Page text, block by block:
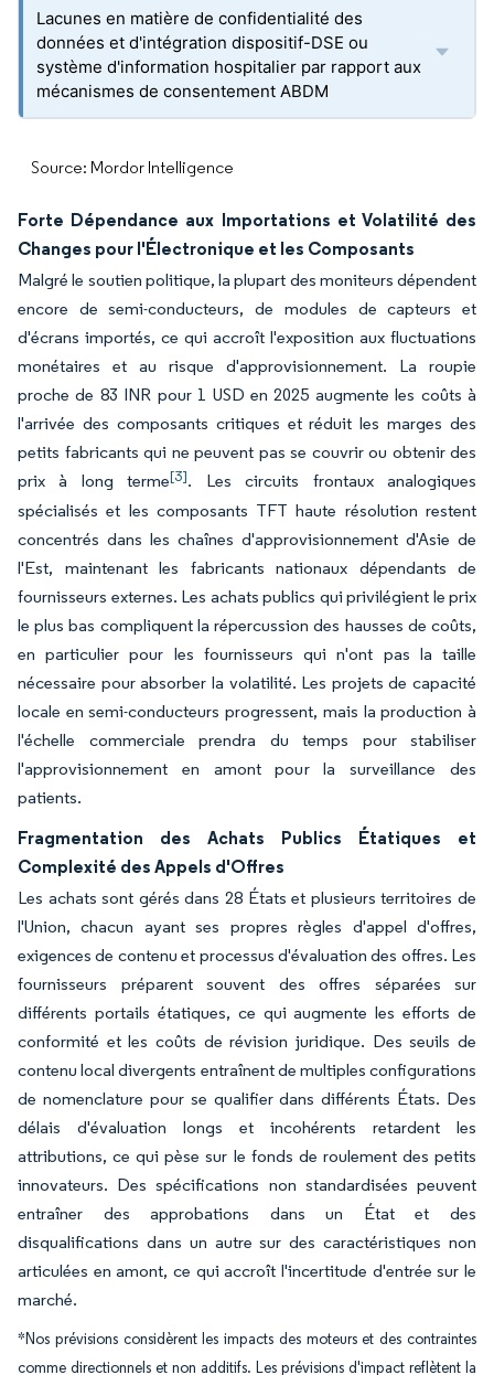
Lacunes en matière de confidentialité des
données et d'intégration dispositif-DSE ou
système d'information hospitalier par rapport aux
mécanismes de consentement ABDM
Source: Mordor Intelligence
Forte Dépendance aux Importations et Volatilité des
Changes pour l'Électronique et les Composants
Malgré le soutien politique, la plupart des moniteurs dépendent
encore de semi-conducteurs, de modules de capteurs et
d'écrans importés, ce qui accroît l'exposition aux fluctuations
monétaires et au risque d'approvisionnement. La roupie
proche de 83 INR pour 1 USD en 2025 augmente les coûts à
l'arrivée des composants critiques et réduit les marges des
petits fabricants qui ne peuvent pas se couvrir ou obtenir des
prix à long terme[3]. Les circuits frontaux analogiques
spécialisés et les composants TFT haute résolution restent
concentrés dans les chaînes d'approvisionnement d'Asie de
l'Est, maintenant les fabricants nationaux dépendants de
fournisseurs externes. Les achats publics qui privilégient le prix
le plus bas compliquent la répercussion des hausses de coûts,
en particulier pour les fournisseurs qui n'ont pas la taille
nécessaire pour absorber la volatilité. Les projets de capacité
locale en semi-conducteurs progressent, mais la production à
l'échelle commerciale prendra du temps pour stabiliser
l'approvisionnement en amont pour la surveillance des
patients.
Fragmentation des Achats Publics Étatiques et
Complexité des Appels d'Offres
Les achats sont gérés dans 28 États et plusieurs territoires de
l'Union, chacun ayant ses propres règles d'appel d'offres,
exigences de contenu et processus d'évaluation des offres. Les
fournisseurs préparent souvent des offres séparées sur
différents portails étatiques, ce qui augmente les efforts de
conformité et les coûts de révision juridique. Des seuils de
contenu local divergents entraînent de multiples configurations
de nomenclature pour se qualifier dans différents États. Des
délais d'évaluation longs et incohérents retardent les
attributions, ce qui pèse sur le fonds de roulement des petits
innovateurs. Des spécifications non standardisées peuvent
entraîner des approbations dans un État et des
disqualifications dans un autre sur des caractéristiques non
articulées en amont, ce qui accroît l'incertitude d'entrée sur le
marché.
*Nos prévisions considèrent les impacts des moteurs et des contraintes
comme directionnels et non additifs. Les prévisions d'impact reflètent la